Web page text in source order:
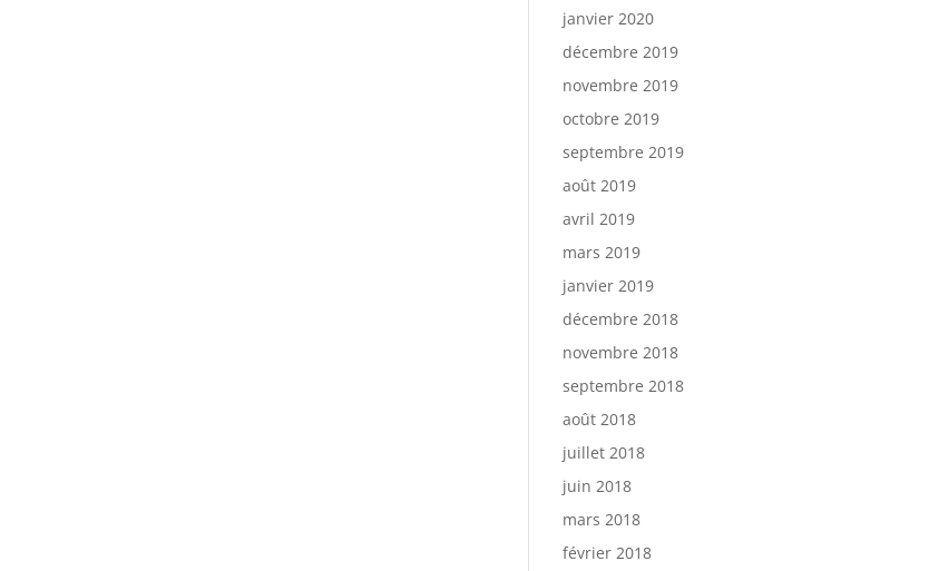
janvier 2020
décembre 2019
novembre 2019
octobre 2019
septembre 2019
août 2019
avril 2019
mars 2019
janvier 2019
décembre 2018
novembre 2018
septembre 2018
août 2018
juillet 2018
juin 2018
mars 2018
février 2018